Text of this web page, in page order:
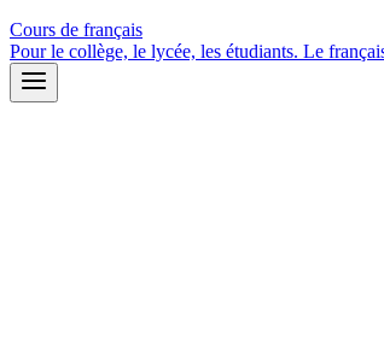
Cours de français
Pour le collège, le lycée, les étudiants. Le